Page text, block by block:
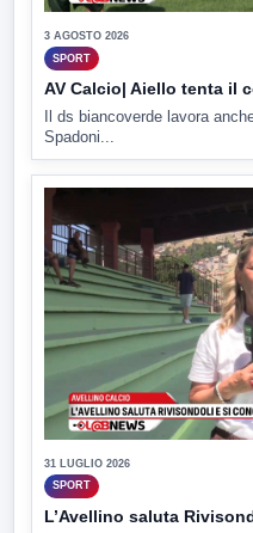
3 AGOSTO 2026
SPORT
AV Calcio| Aiello tenta il
Il ds biancoverde lavora
Spadoni...
31 LUGLIO 2026
SPORT
L’Avellino saluta